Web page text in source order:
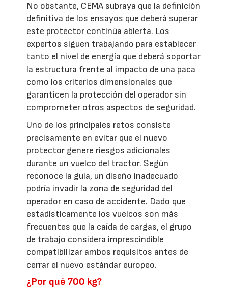
No obstante, CEMA subraya que la definición
definitiva de los ensayos que deberá superar
este protector continúa abierta. Los
expertos siguen trabajando para establecer
tanto el nivel de energía que deberá soportar
la estructura frente al impacto de una paca
como los criterios dimensionales que
garanticen la protección del operador sin
comprometer otros aspectos de seguridad.
Uno de los principales retos consiste
precisamente en evitar que el nuevo
protector genere riesgos adicionales
durante un vuelco del tractor. Según
reconoce la guía, un diseño inadecuado
podría invadir la zona de seguridad del
operador en caso de accidente. Dado que
estadísticamente los vuelcos son más
frecuentes que la caída de cargas, el grupo
de trabajo considera imprescindible
compatibilizar ambos requisitos antes de
cerrar el nuevo estándar europeo.
¿Por qué 700 kg?